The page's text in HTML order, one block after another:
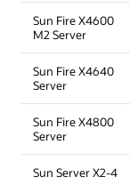
Sun Fire X4600
M2 Server
Sun Fire X4640
Server
Sun Fire X4800
Server
Sun Server X2-4